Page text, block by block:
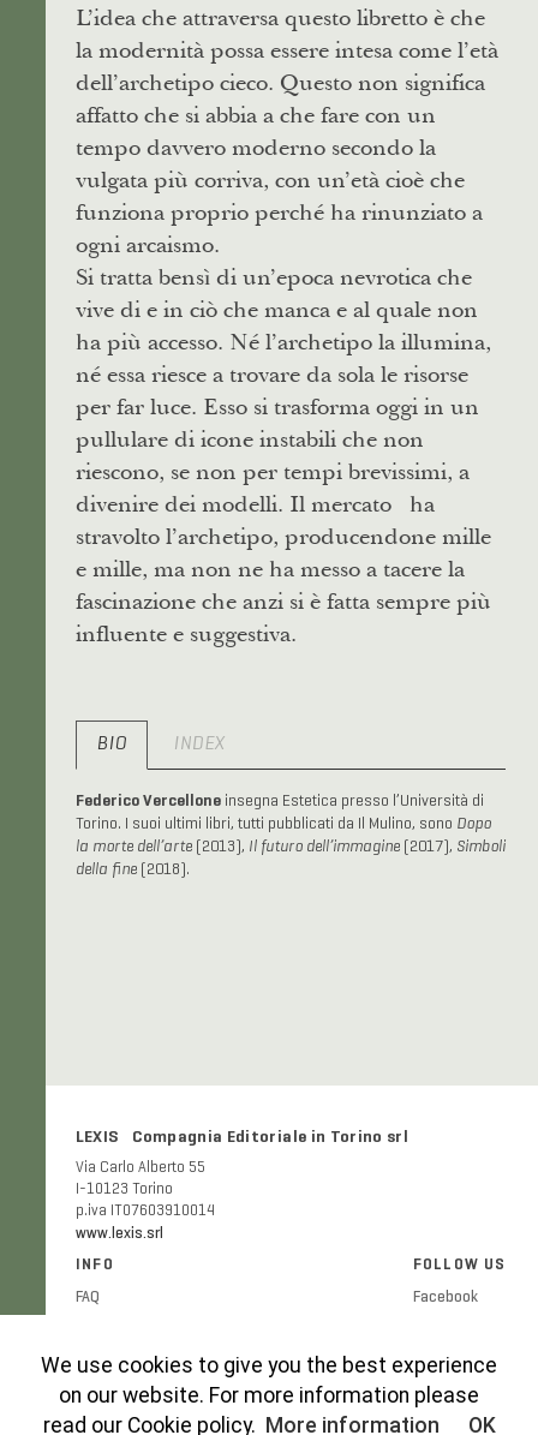
L’idea che attraversa questo libretto è che
la modernità possa essere intesa come l’età
dell’archetipo cieco. Questo non significa
affatto che si abbia a che fare con un
tempo davvero moderno secondo la
vulgata più corriva, con un’età cioè che
funziona proprio perché ha rinunziato a
ogni arcaismo.
Si tratta bensì di un’epoca nevrotica che
vive di e in ciò che manca e al quale non
ha più accesso. Né l’archetipo la illumina,
né essa riesce a trovare da sola le risorse
per far luce. Esso si trasforma oggi in un
pullulare di icone instabili che non
riescono, se non per tempi brevissimi, a
divenire dei modelli. Il mercato ha
stravolto l’archetipo, producendone mille
e mille, ma non ne ha messo a tacere la
fascinazione che anzi si è fatta sempre più
influente e suggestiva.
BIO INDEX
Federico Vercelloneinsegna Estetica presso l’Università di
Torino. I suoi ultimi libri, tutti pubblicati da Il Mulino, sono Dopo
la morte dell’arte(2013), Il futuro dell’immagine(2017), Simboli
della fine(2018).
LEXIS Compagnia Editoriale in Torino srl
Via Carlo Alberto 55
I-10123 Torino
p.iva IT07603910014
www.lexis.srl
INFO
FAQ
Publication ethics
Cookies Policy
FOLLOW US
Facebook
Instagram
We use cookies to give you the best experience
on our website. For more information please
read our Cookie policy. More information OK